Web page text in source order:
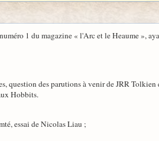
1 du magazine « l'Arc et le Heaume »,
question des parutions à venir de JRR Tolkien
Hobbits.
essai de Nicolas Liau ;